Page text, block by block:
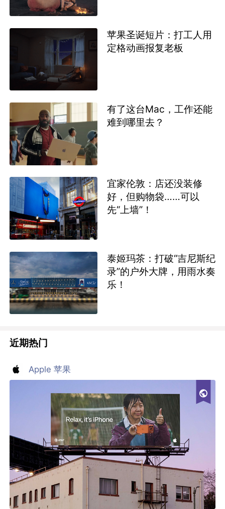
苹果圣诞短片：打工人用
定格动画报复老板
有了这台Mac，工作还能
难到哪里去？
宜家伦敦：店还没装修
好，但购物袋……可以
先“上墙”！
泰姬玛茶：打破“吉尼斯纪
录”的户外大牌，用雨水奏
乐！
近期热门
Apple 苹果